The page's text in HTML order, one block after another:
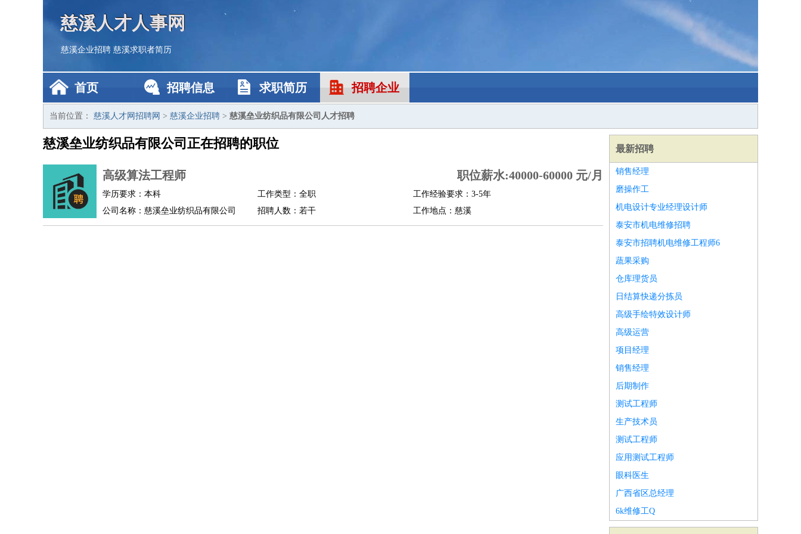
慈溪人才人事网
慈溪企业招聘 慈溪求职者简历
首页 招聘信息 求职简历 招聘企业
当前位置： 慈溪人才网招聘网 > 慈溪企业招聘 > 慈溪垒业纺织品有限公司人才招聘
慈溪垒业纺织品有限公司正在招聘的职位
高级算法工程师 职位薪水:40000-60000 元/月
学历要求：本科 工作类型：全职
工作经验要求：3-5年
公司名称：慈溪垒业纺织品有限公司
招聘人数：若干 工作地点：慈溪
最新招聘
销售经理
磨操作工
机电设计专业经理设计师
泰安市机电维修招聘
泰安市招聘机电维修工程师6
蔬果采购
仓库理货员
日结算快递分拣员
高级手绘特效设计师
高级运营
项目经理
销售经理
后期制作
测试工程师
生产技术员
测试工程师
应用测试工程师
眼科医生
广西省区总经理
6k维修工Q